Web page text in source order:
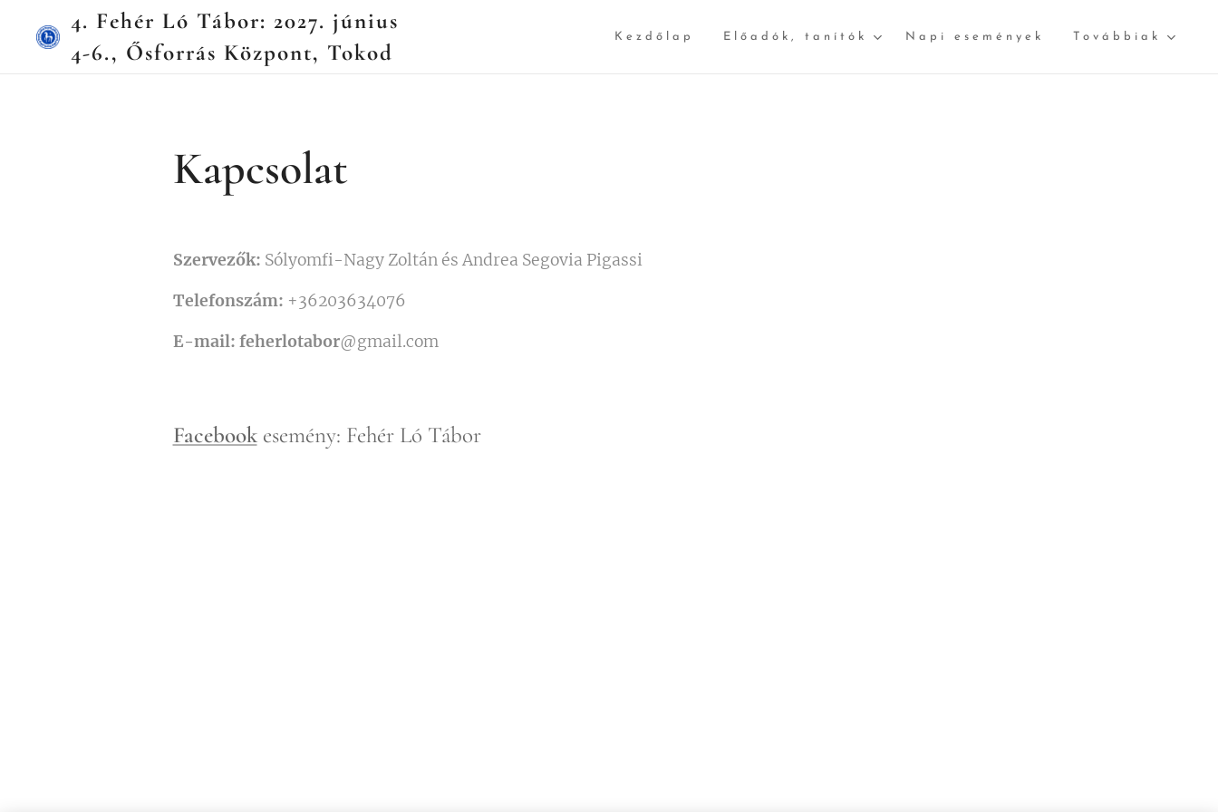
4. Fehér Ló Tábor: 2027. június
4-6., Ősforrás Központ, Tokod
Kezdőlap Előadók, tanítók Napi események Továbbiak
Kapcsolat
Szervezők: Sólyomfi-Nagy Zoltán és Andrea Segovia Pigassi
Telefonszám: +36203634076
E-mail: feherlotabor@gmail.com
Facebookesemény: Fehér Ló Tábor